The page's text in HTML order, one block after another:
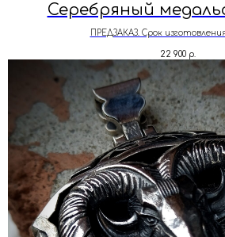
Серебряный
ПРЕДЗАКАЗ. Срок изготовления
22 900 р.